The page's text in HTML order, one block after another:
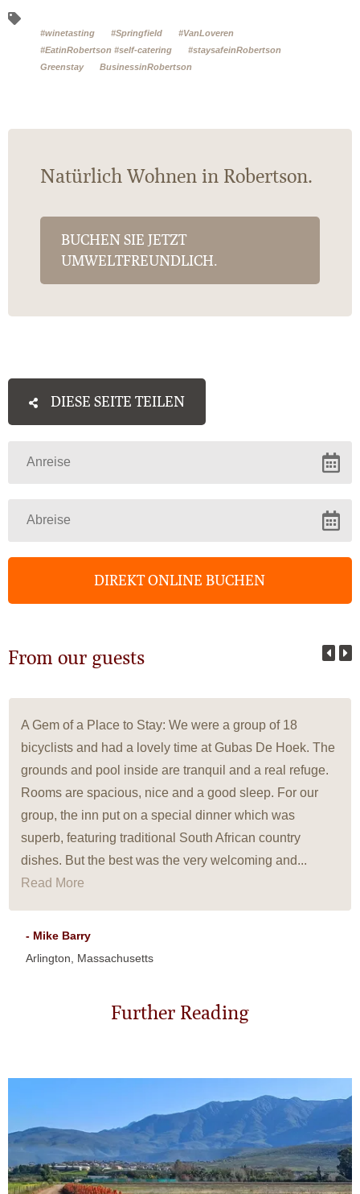
#winetasting #Springfield
#VanLoveren
#EatinRobertson #self-catering
#staysafeinRobertson
Greenstay
BusinessinRobertson
Natürlich Wohnen in Robertson.
BUCHEN SIE JETZT
UMWELTFREUNDLICH.
DIESE SEITE TEILEN
From our guests
A Gem of a Place to Stay: We were a group of 18
bicyclists and had a lovely time at Gubas De Hoek. The
grounds and pool inside are tranquil and a real refuge.
Rooms are spacious, nice and a good sleep. For our
group, the inn put on a special dinner which was
superb, featuring traditional South African country
dishes. But the best was the very welcoming and...
Read More
- Mike Barry
Arlington, Massachusetts
Further Reading